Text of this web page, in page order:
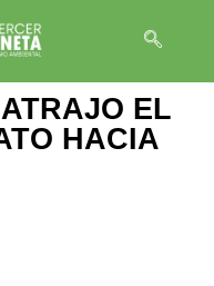
EL
HACIA